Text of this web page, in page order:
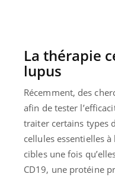
La thérapie
lupus
Récemment, des
afin de tester
traiter certains types
cellules essentielles
cibles une fois
CD19, une protéine